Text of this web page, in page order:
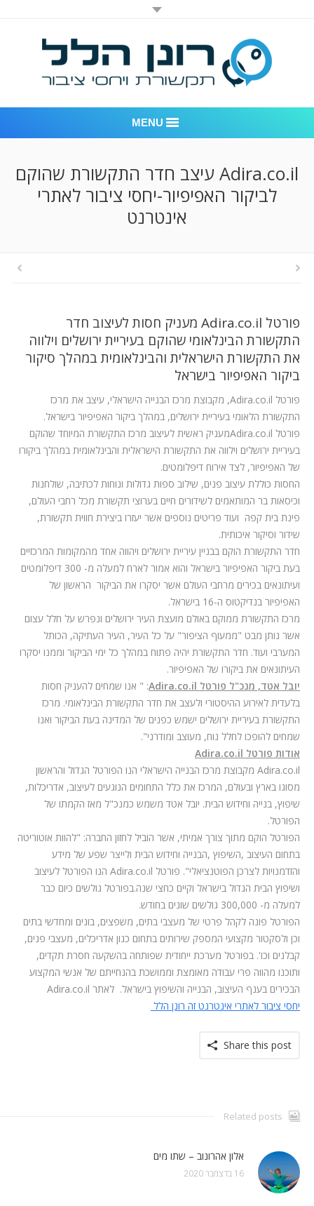
MENU
אודות החברה
דוגמאות לעבודות שביצענו
ניהול מוניטין
צור קשר
Adira.co.il עיצב חדר התקשורת שהוקם
לביקור האפיפיור-יחסי ציבור לאתרי
אינטרנט
פורטל Adira.co.il מעניק חסות לעיצוב חדר
התקשורת הבינלאומי שהוקם בעיריית ירושלים וילווה
את התקשורת הישראלית והבינלאומית במהלך סיקור
ביקור האפיפיור בישראל
פורטל Adira.co.il, מקבוצת מרכז הבנייה הישראלי, עיצב את מרכז
התקשורת הלאומי בעיריית ירושלים, במהלך ביקור האפיפיור בישראל.
פורטל Adira.co.ilמעניק ראשית לעיצוב מרכז התקשורת המיוחד שהוקם
בעיריית ירושלים וילווה את התקשורת הישראלית והבינלאומית במהלך ביקורו
של האפיפיור, לצד אירוח דיפלומטים.
החסות כוללת עיצוב פנים, שילוב ספות גדולות ונוחות לכתיבה, שולחנות
וכיסאות בר המותאמים לשידורים חיים בערוצי תקשורת מכל רחבי העולם,
פינת בית קפה ועוד פריטים נוספים אשר יעזרו ביצירת חווית תקשורת,
שידור וסיקור איכותית.
חדר התקשורת הוקם בבניין עיריית ירושלים ויהווה אחד מהמקומות המרכזיים
בעת ביקור האפיפיור בישראל והוא אמור לארח למעלה מ- 300 דיפלומטים
ועיתונאים בכירים מרחבי העולם אשר יסקרו את הביקור הראשון של
האפיפיור בנדיקטוס ה-16 בישראל.
מרכז התקשורת ממוקם באולם מועצת העיר ירושלים ונפרש על חלל עצום
אשר נותן מבט "ממעוף הציפור" על כל העיר, העיר העתיקה, הכותל
המערבי ועוד. חדר התקשורת יהיה פתוח במהלך כל ימי הביקור וממנו יסקרו
העיתונאים את ביקורו של האפיפיור.
יובל אטד, מנכ"ל פורטל Adira.co.il: " אנו שמחים להעניק חסות
בלעדית לאירוע ההיסטורי ולעצב את חדר התקשורת הבינלאומי. מרכז
התקשורת בעיריית ירושלים ישמש כפנים של המדינה בעת הביקור ואנו
שמחים להופכו לחלל נוח, מעוצב ומודרני".
אודות פורטל Adira.co.il
Adira.co.il מקבוצת מרכז הבנייה הישראלי הנו הפורטל הגדול והראשון
מסוגו בארץ ובעולם, המרכז את כלל התחומים הנוגעים לעיצוב, אדריכלות,
שיפוץ, בנייה וחידוש הבית. יובל אטד משמש כמנכ"ל מאז הקמתו של
הפורטל.
הפורטל הוקם מתוך צורך אמיתי, אשר הוביל לחזון החברה: "להוות אוטוריטה
בתחום העיצוב ,השיפוץ ,הבנייה וחידוש הבית ולייצר שפע של מידע
והזדמנויות לצרכן הפוטנציאלי". פורטל Adira.co.il הנו הפורטל לעיצוב
ושיפוץ הבית הגדול בישראל וקיים כחצי שנה.בפורטל גולשים כיום כבר
למעלה מ- 300,000 גולשים שונים בחודש.
הפורטל פונה לקהל פרטי של מעצבי בתים, משפצים, בונים ומחדשי בתים
וכן ולסקטור מקצועי המספק שירותים בתחום כגון אדריכלים, מעצבי פנים,
קבלנים וכו'. בפורטל מערכת ייחודית שפותחה בהשקעה חסרת תקדים,
ותוכנו מהווה פרי עבודה מאומצת וממושכת בהנחייתם של אנשי המקצוע
הבכירים בענף העיצוב, הבנייה והשיפוץ בישראל. לאתר Adira.co.il
יחסי ציבור לאתרי אינטרנט זה רונן הלל
Share this post
Related posts
אלון אהרונוב – שתו מים
16 בדצמבר 2020